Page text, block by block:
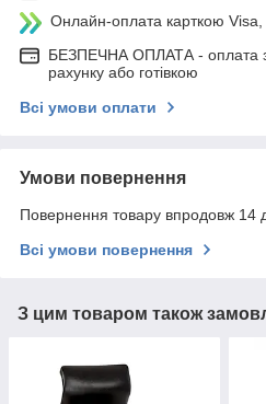
Онлайн-оплата карткою
БЕЗПЕЧНА ОПЛАТА - оплата
рахунку або готівкою
Всі умови оплати
Умови повернення
Повернення товару впродовж 14
Всі умови повернення
З цим товаром також